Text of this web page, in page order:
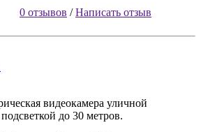
0 отзывов /Написать отзыв
видеокамера уличной
до 30 метров.